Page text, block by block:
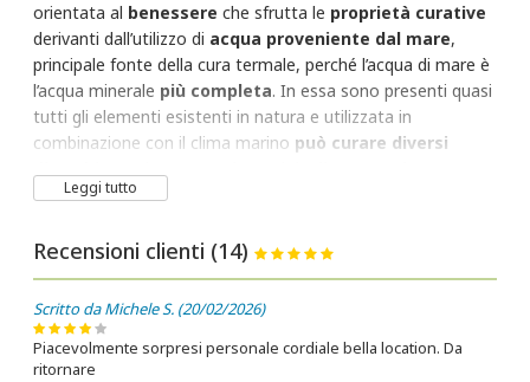
orientata al benessereche sfrutta le proprietà curative
derivanti dall’utilizzo di acqua proveniente dal mare,
principale fonte della cura termale, perché l’acqua di mare è
l’acqua minerale più completa. In essa sono presenti quasi
tutti gli elementi esistenti in natura e utilizzata in
combinazione con il clima marino può curare diversi
e antibatterica.
mare antistante lo stabilimento e dopo una filtrazione e
ozonizzazione giunge ai reparti per l’utilizzo,un’acqua
minerale completa, nella quale sono presenti moltissimi
elementi naturali
, con azioni legate alla salinità:
antibatteriche, detergenti, disinfettanti e drenanti,
Leggi tutto
Recensioni clienti (14)
Scritto da Michele S. (20/02/2026)
Piacevolmente sorpresi personale cordiale bella location. Da
ritornare